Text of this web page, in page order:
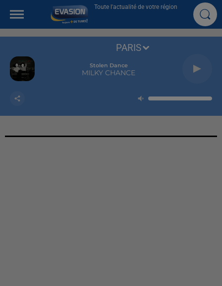
Toute l'actualité de votre région
Stolen Dance
MILKY CHANCE
PARIS